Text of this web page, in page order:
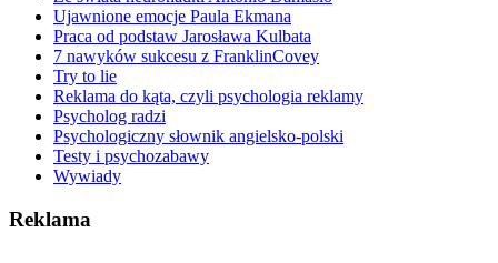
Ujawnione emocje Paula Ekmana
Praca od podstaw Jarosława Kulbata
7 nawyków sukcesu z FranklinCovey
Try to lie
Reklama do kąta, czyli psychologia reklamy
Psycholog radzi
Psychologiczny słownik angielsko-polski
Testy i psychozabawy
Wywiady
Reklama